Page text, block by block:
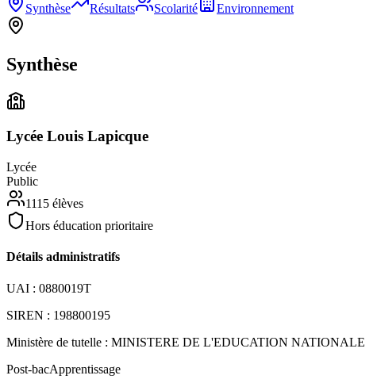
Synthèse
Résultats Scolarité Environnement
Synthèse
Lycée Louis Lapicque
Lycée
Public
1115 élèves
Hors éducation prioritaire
Détails administratifs
UAI : 0880019T
SIREN : 198800195
Ministère de tutelle : MINISTERE DE L'EDUCATION NATIONALE
Post-bacApprentissage